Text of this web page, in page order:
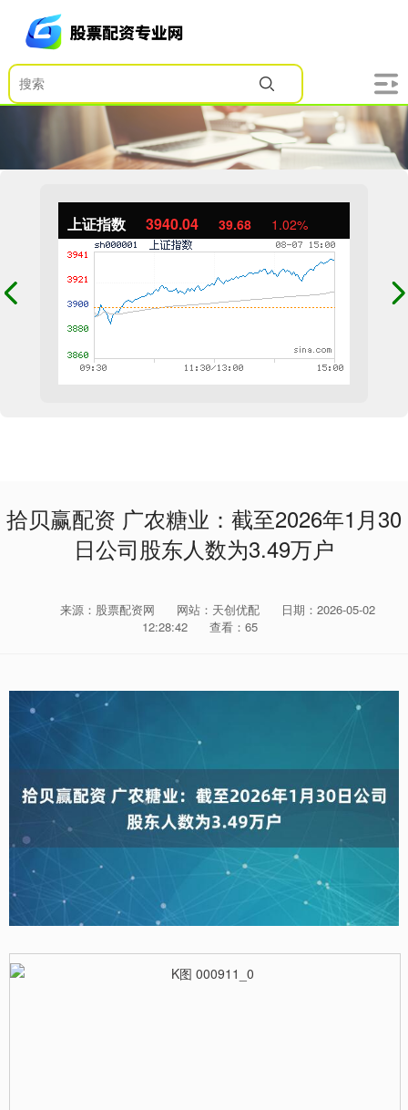
上证指数 3940.04 39.68 1.02%
拾贝赢配资 广农糖业：截至2026年1月30
日公司股东人数为3.49万户
来源：股票配资网 网站：天创优配
日期：2026-05-02
12:28:42
查看：65